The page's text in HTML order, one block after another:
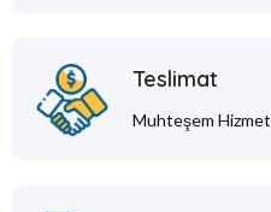
Teslimat
Muhteşem Hizmet